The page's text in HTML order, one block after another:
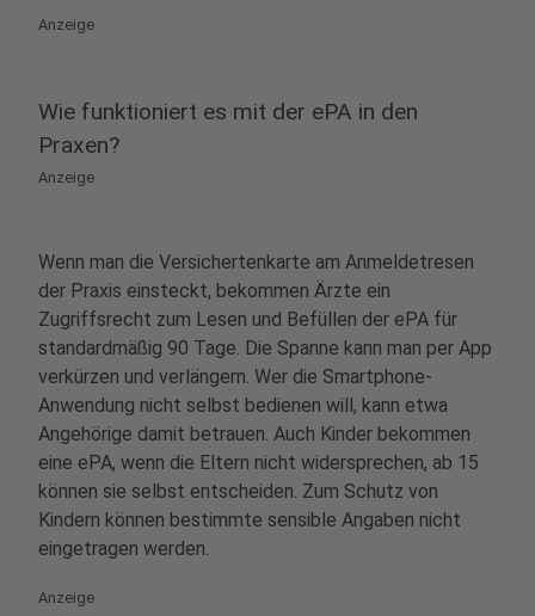
Anzeige
Wie funktioniert es mit der ePA in den
Praxen?
Anzeige
Wenn man die Versichertenkarte am Anmeldetresen
der Praxis einsteckt, bekommen Ärzte ein
Zugriffsrecht zum Lesen und Befüllen der ePA für
standardmäßig 90 Tage. Die Spanne kann man per App
verkürzen und verlängern. Wer die Smartphone-
Anwendung nicht selbst bedienen will, kann etwa
Angehörige damit betrauen. Auch Kinder bekommen
eine ePA, wenn die Eltern nicht widersprechen, ab 15
können sie selbst entscheiden. Zum Schutz von
Kindern können bestimmte sensible Angaben nicht
eingetragen werden.
Anzeige